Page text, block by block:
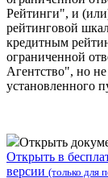
Рейтинги", и
рейтинговой
кредитным
ограниченной
Агентство", но
установленного
Открыть
Открыть в
версии (только для